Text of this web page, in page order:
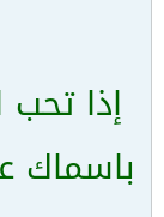
إذا